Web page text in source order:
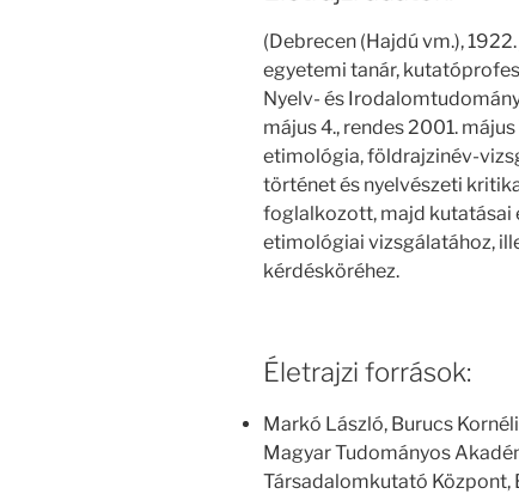
(Debrecen (Hajdú vm.),
egyetemi tanár,
Nyelv- és
május 4., rendes 2001.
etimológia, földrajzinév-
történet és nyelvészeti
foglalkozott, majd kutatásai
etimológiai vizsgálatához,
kérdésköréhez.
Életrajzi források:
Markó László, Burucs
Magyar Tudományos
Társadalomkutató Központ,